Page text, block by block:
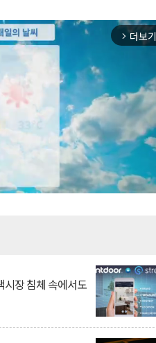
arrow_forward_ios 더보기
장 침체 속에서도